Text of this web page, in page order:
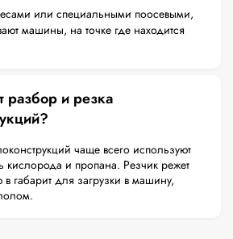
или специальными поосевыми,
машины, на точке где находится
разбор и резка
чаще всего используют
кислорода и пропана. Резчик режет
габарит для загрузки в машину,